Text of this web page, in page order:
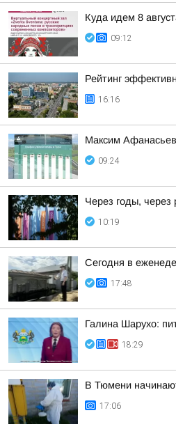
Куда идем 8
09:12
Рейтинг
16:16
Максим
09:24
Через годы, через
10:19
Сегодня в
17:48
Галина Шарухо:
18:29
В Тюмени
17:06